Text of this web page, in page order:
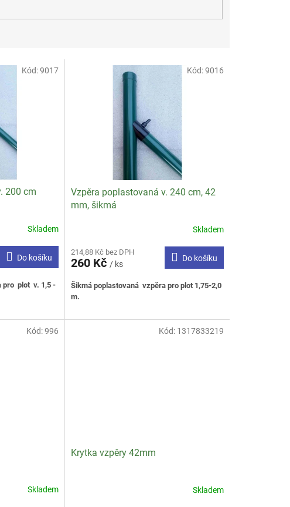
200 cm
Skladem
Do košíku
pro plot v. 1,5 -
Kód:9017
Vzpěra poplastovaná v. 240 cm, 42
mm, šikmá
produktu
je
z
5
Skladem
214,88 Kč bez DPH
260 Kč / ks
Do košíku
Šikmá poplastovaná vzpěra pro plot 1,75-2,0
m.
Kód:9016
Skladem
Kód:996
Krytka vzpěry 42mm
Skladem
Kód: 1317833219